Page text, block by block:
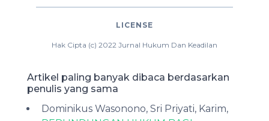
LICENSE
Hak Cipta (c) 2022 Jurnal Hukum Dan Keadilan
Artikel paling banyak dibaca berdasarkan
penulis yang sama
Dominikus Wasonono, Sri Priyati, Karim,